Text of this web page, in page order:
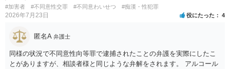
#加害者 #不同意性交罪 #不同意わいせつ #痴漢・性犯罪
2026年7月23日 役にたった 4
匿名A 弁護士
同様の状況で不同意性向等罪で逮捕されたことの弁護を実際にしたこ
とがありますが、相談者様と同じような弁解をされます。 アルコール